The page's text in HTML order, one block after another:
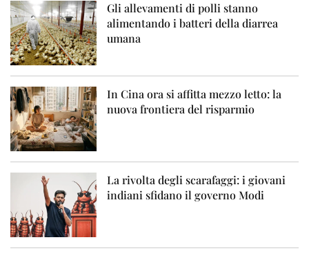
Gli allevamenti di polli stanno
alimentando i batteri della diarrea
umana
In Cina ora si affitta mezzo letto: la
nuova frontiera del risparmio
La rivolta degli scarafaggi: i giovani
indiani sfidano il governo Modi